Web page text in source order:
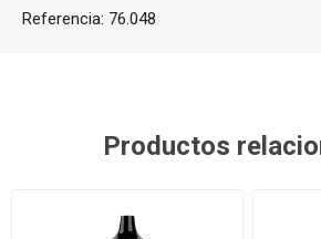
Referencia: 76.048
Productos